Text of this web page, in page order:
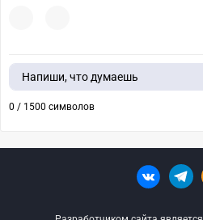
Напиши, что думаешь
0 / 1500 символов